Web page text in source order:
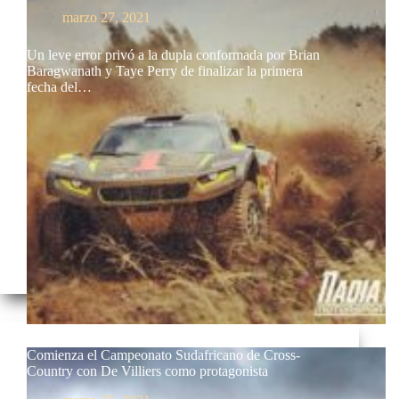
marzo 27, 2021
Un leve error privó a la dupla conformada por Brian
Baragwanath y Taye Perry de finalizar la primera
fecha del…
Comienza el Campeonato Sudafricano de Cross-
Country con De Villiers como protagonista